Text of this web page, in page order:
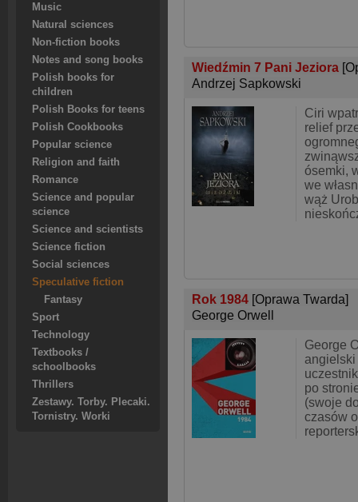
Music
Natural sciences
Non-fiction books
Notes and song books
Polish books for
children
Polish Books for teens
Polish Cookbooks
Popular science
Religion and faith
Romance
Science and popular
science
Science and scientists
Science fiction
Social sciences
Speculative fiction
Fantasy
Sport
Technology
Textbooks /
schoolbooks
Thrillers
Zestawy. Torby. Plecaki.
Tornistry. Worki
Wiedźmin 7 Pani Jeziora
Andrzej Sapkowski
Ciri
relief
ósemki,
we
wąż
Rok 1984 [Oprawa Twarda]
George Orwell
George
po
(swoje
czasów